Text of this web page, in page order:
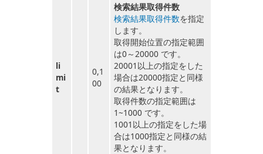
li
mi
t
0,1
00
検索結果取得件数
検索結果取得件数を指定
します。
取得開始位置の指定範囲
は0～20000 です。
20001以上の指定をした
場合は20000指定と同様
の結果となります。
取得件数の指定範囲は
1~1000 です。
1001以上の指定をした場
合は1000指定と同様の結
果となります。